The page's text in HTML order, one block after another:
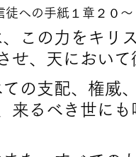
徒への手紙１章２０～
この力をキリ
せ、天におい
の支配、権威
来るべき世に